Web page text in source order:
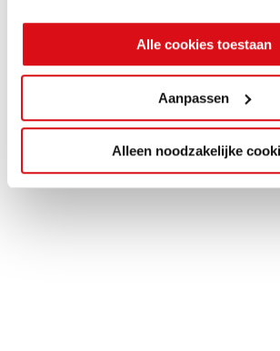
Alle cookies toestaan
Aanpassen
Alleen noodzakelijke